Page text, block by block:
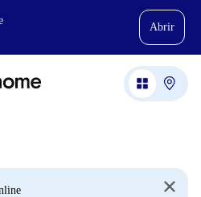
Abrir